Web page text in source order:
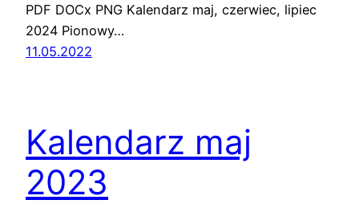
PDF DOCx PNG Kalendarz maj, czerwiec, lipiec
2024 Pionowy…
11.05.2022
Kalendarz maj
2023